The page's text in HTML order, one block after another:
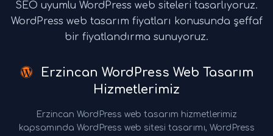
SEO uyumlu WordPress web siteleri tasarlıyoruz.
WordPress web tasarım fiyatları konusunda şeffaf
bir fiyatlandırma sunuyoruz.
Erzincan WordPress Web Tasarım
Hizmetlerimiz
Erzincan WordPress web tasarım hizmetlerimiz
kapsamında WordPress web sitesi tasarımı, WordPress